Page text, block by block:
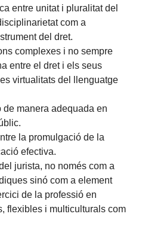
entre unitat i pluralitat del
com a
del dret.
complexes i no sempre
entre el dret i els seus
virtualitats del llenguatge
de manera adequada en
la promulgació de la
efectiva.
jurista, no només com a
sinó com a element
de la professió en
flexibles i multiculturals com